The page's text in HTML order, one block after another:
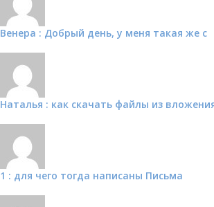
Венера : Добрый день, у меня такая же с
Наталья : как скачать файлы из
1 : для чего тогда написаны Письма